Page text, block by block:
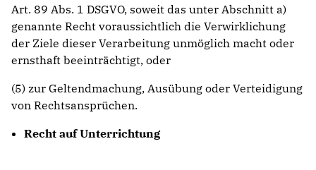
Art. 89 Abs. 1 DSGVO, soweit das unter Abschnitt a)
genannte Recht voraussichtlich die Verwirklichung
der Ziele dieser Verarbeitung unmöglich macht oder
ernsthaft beeinträchtigt, oder
(5) zur Geltendmachung, Ausübung oder Verteidigung
von Rechtsansprüchen.
Recht auf Unterrichtung